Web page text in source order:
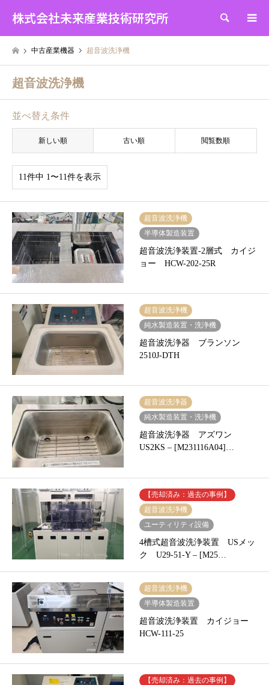
株式会社未来産業技術研究所 検索
中古産業機器 超音波洗浄機
超音波洗浄機
並べ替え条件
新しい順 古い順 閲覧数順
11件中 1〜11件を表示
超音波洗浄機
半導体製造装置
超音波洗浄装置-2層式 カイジ
ョー HCW-202-25R
超音波洗浄機
純水製造装置・洗浄機
超音波洗浄器 ブランソン
2510J-DTH
超音波洗浄器
純水製造装置・洗浄機
超音波洗浄器 アズワン
US2KS – [M231116A04]…
【売却済み：過去の事例】
超音波洗浄機
ユーティリティ設備
4槽式超音波洗浄装置 USメッ
ク U29-51-Y – [M25…
超音波洗浄機
半導体製造装置
超音波洗浄装置 カイジョー
HCW-111-25
【売却済み：過去の事例】